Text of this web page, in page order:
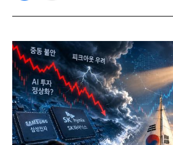
c
b
o
o
k
i
t
e
r